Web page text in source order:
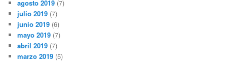
agosto 2019 (7)
julio 2019 (7)
junio 2019 (6)
mayo 2019 (7)
abril 2019 (7)
marzo 2019 (5)